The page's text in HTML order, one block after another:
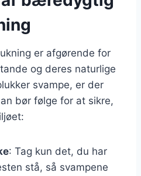
er afgørende for
og deres naturlige
svampe, er der
bør følge for at sikre,
: Tag kun det, du har
stå, så svampene